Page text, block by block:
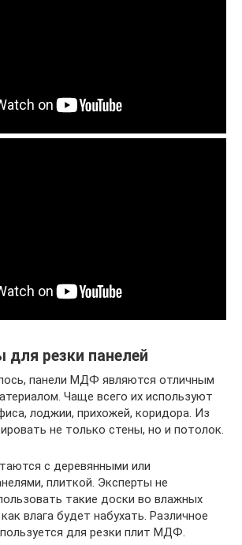
для резки панелей
панели МДФ являются отличным
Чаще всего их используют
лоджии, прихожей, коридора. Из
не только стены, но и потолок.
с деревянными или
плиткой. Эксперты не
такие доски во влажных
влага будет набухать. Различное
для резки плит МДФ.